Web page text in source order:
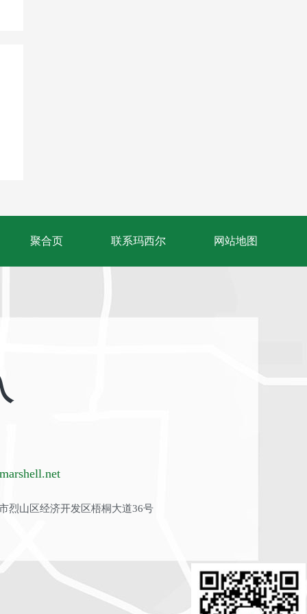
聚合页 联系玛西尔 网站地图
烈山区经济开发区梧桐大道36号